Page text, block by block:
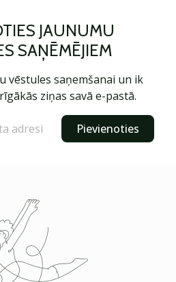
JAUNUMU
SAŅĒMĒJIEM
vēstules saņemšanai un ik
ziņas savā e-pastā.
Pievienoties